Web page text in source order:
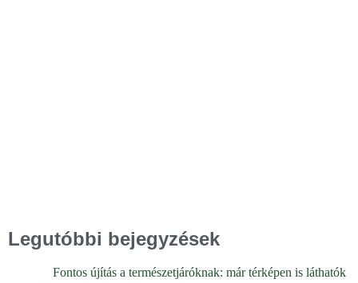
Legutóbbi bejegyzések
Fontos újítás a természetjáróknak: már térképen is láthatók